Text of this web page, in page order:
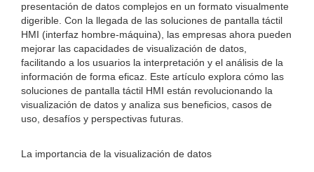
presentación de datos complejos en un formato visualmente
digerible. Con la llegada de las soluciones de pantalla táctil
HMI (interfaz hombre-máquina), las empresas ahora pueden
mejorar las capacidades de visualización de datos,
facilitando a los usuarios la interpretación y el análisis de la
información de forma eficaz. Este artículo explora cómo las
soluciones de pantalla táctil HMI están revolucionando la
visualización de datos y analiza sus beneficios, casos de
uso, desafíos y perspectivas futuras.
La importancia de la visualización de datos